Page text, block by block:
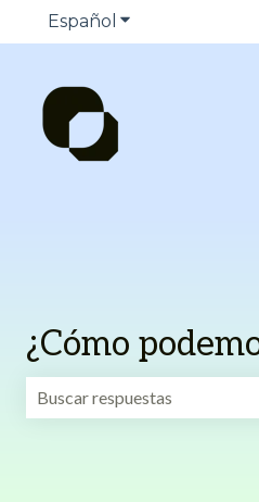
Español Traducciones
¿Cómo